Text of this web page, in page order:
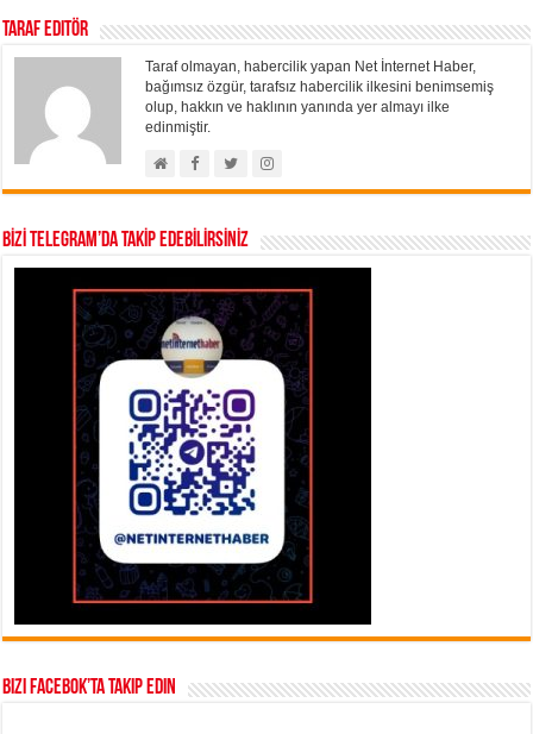
Taraf Editör
Taraf olmayan, habercilik yapan Net İnternet Haber,
bağımsız özgür, tarafsız habercilik ilkesini benimsemiş
olup, hakkın ve haklının yanında yer almayı ilke
edinmiştir.
BİZİ TELEGRAM’DA TAKİP EDEBİLİRSİNİZ
Bizi Facebok’ta takip edin